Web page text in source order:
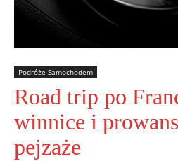
Podróże Samochodem
Road trip po
winnice i
pejzaże